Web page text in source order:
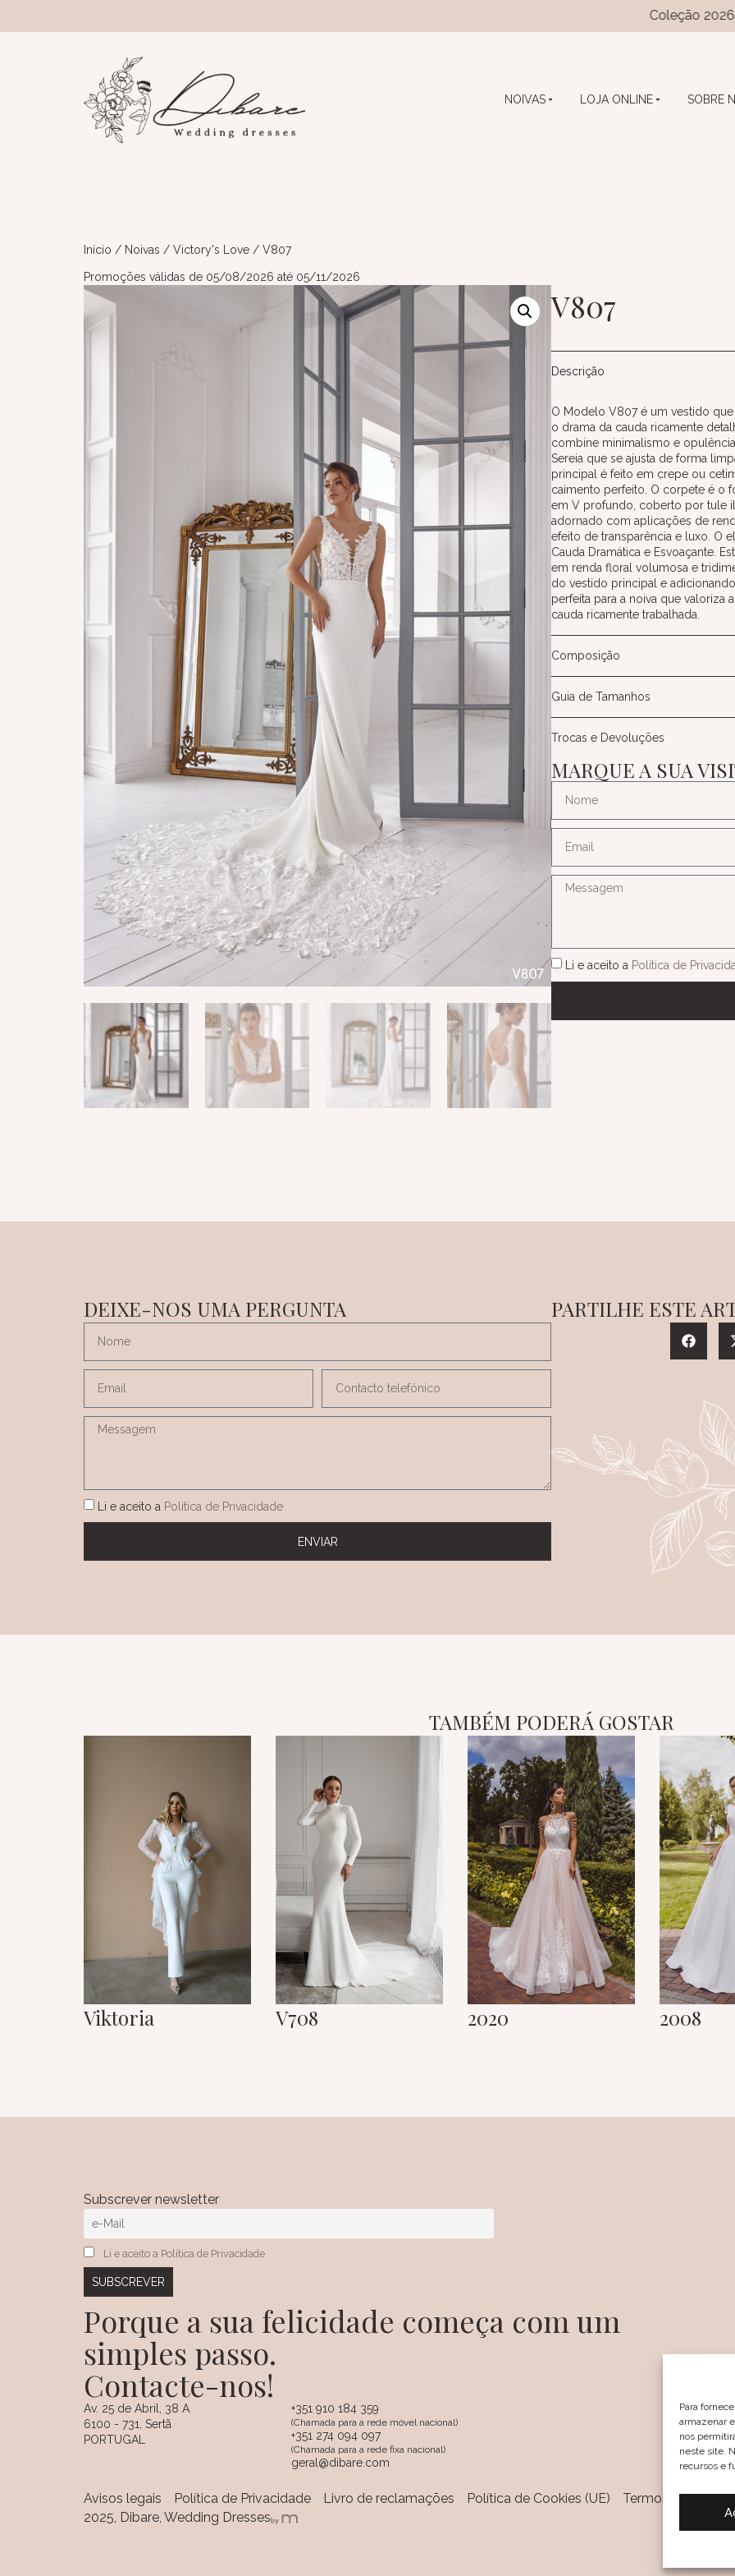
Para
armazenar
nos
neste site.
recursos e
Coleção 2026 das
NOIVAS LOJA ONLINE SOBRE
Início / Noivas / Victory's Love / V807
Promoções válidas de 05/08/2026 até 05/11/2026
V807
Descrição
O Modelo V807 é um vestido
o drama da cauda ricamente
combine minimalismo e
Sereia que se ajusta de forma
principal é feito em crepe ou
caimento perfeito. O corpete é o
em V profundo, coberto por tule
adornado com aplicações de
efeito de transparência e luxo. O
Cauda Dramática e Esvoaçante.
em renda floral volumosa e
do vestido principal e
perfeita para a noiva que valoriza
cauda ricamente trabalhada.
Composição
Guia de Tamanhos
Trocas e Devoluções
MARQUE A SUA
Li e aceito a Política de
DEIXE-NOS UMA PERGUNTA
Li e aceito a Política de Privacidade
ENVIAR
PARTILHE ESTE
TAMBÉM PODERÁ GOSTAR
Viktoria V708 2020 2008
Subscrever newsletter
Li e aceito a Política de Privacidade
Porque a sua felicidade começa com um
simples passo.
Contacte-nos!
Av. 25 de Abril, 38 A
6100 - 731, Sertã
PORTUGAL
+351 910 184 359
(Chamada para a rede móvel nacional)
+351 274 094 097
(Chamada para a rede fixa nacional)
geral@dibare.com
Avisos legais Política de Privacidade Livro de reclamações Política de Cookies (UE)
Termos e
2025, Dibare, Wedding Dresses